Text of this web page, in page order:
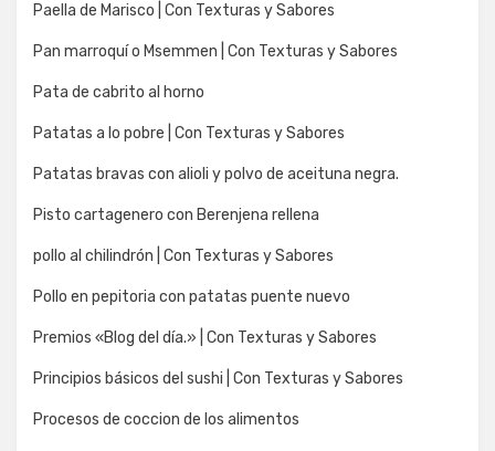
Paella de Marisco | Con Texturas y Sabores
Pan marroquí o Msemmen | Con Texturas y Sabores
Pata de cabrito al horno
Patatas a lo pobre | Con Texturas y Sabores
Patatas bravas con alioli y polvo de aceituna negra.
Pisto cartagenero con Berenjena rellena
pollo al chilindrón | Con Texturas y Sabores
Pollo en pepitoria con patatas puente nuevo
Premios «Blog del día.» | Con Texturas y Sabores
Principios básicos del sushi | Con Texturas y Sabores
Procesos de coccion de los alimentos